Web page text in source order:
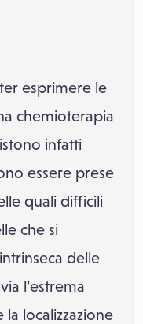
esprimere le
chemioterapia
infatti
essere prese
quali difficili
che si
delle
l’estrema
localizzazione